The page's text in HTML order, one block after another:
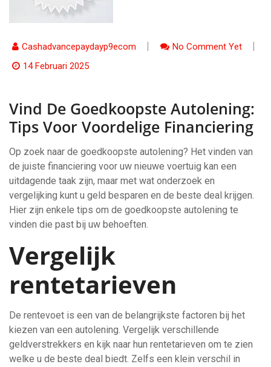
Cashadvancepaydayp9ecom
No Comment Yet
14 Februari 2025
Vind De Goedkoopste Autolening:
Tips Voor Voordelige Financiering
Op zoek naar de goedkoopste autolening? Het vinden van
de juiste financiering voor uw nieuwe voertuig kan een
uitdagende taak zijn, maar met wat onderzoek en
vergelijking kunt u geld besparen en de beste deal krijgen.
Hier zijn enkele tips om de goedkoopste autolening te
vinden die past bij uw behoeften.
Vergelijk
rentetarieven
De rentevoet is een van de belangrijkste factoren bij het
kiezen van een autolening. Vergelijk verschillende
geldverstrekkers en kijk naar hun rentetarieven om te zien
welke u de beste deal biedt. Zelfs een klein verschil in